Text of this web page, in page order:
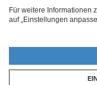
Für weitere Informationen
auf „Einstellungen